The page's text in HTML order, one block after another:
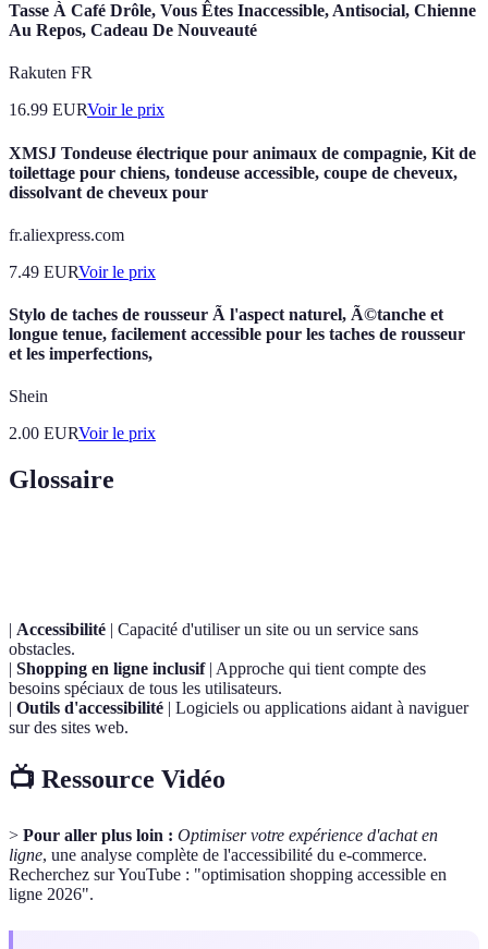
Tasse À Café Drôle, Vous Êtes Inaccessible, Antisocial, Chienne
Au Repos, Cadeau De Nouveauté
Rakuten FR
16.99 EURVoir le prix
XMSJ Tondeuse électrique pour animaux de compagnie, Kit de
toilettage pour chiens, tondeuse accessible, coupe de cheveux,
dissolvant de cheveux pour
fr.aliexpress.com
7.49 EURVoir le prix
Stylo de taches de rousseur Ã l'aspect naturel, Ã©tanche et
longue tenue, facilement accessible pour les taches de rousseur
et les imperfections,
Shein
2.00 EURVoir le prix
Glossaire
| Accessibilité | Capacité d'utiliser un site ou un service sans
obstacles.
| Shopping en ligne inclusif| Approche qui tient compte des
besoins spéciaux de tous les utilisateurs.
| Outils d'accessibilité | Logiciels ou applications aidant à naviguer
sur des sites web.
📺 Ressource Vidéo
> Pour aller plus loin : Optimiser votre expérience d'achat en
ligne, une analyse complète de l'accessibilité du e-commerce.
Recherchez sur YouTube : "optimisation shopping accessible en
ligne 2026".